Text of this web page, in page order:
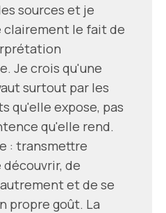
sources et je
clairement le fait de
Je crois qu'une
surtout par les
qu'elle expose, pas
qu'elle rend.
: transmettre
découvrir, de
et de se
propre goût. La